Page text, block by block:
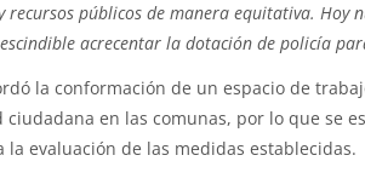
públicos de manera equitativa. Hoy
acrecentar la dotación de policía
la conformación de un espacio de
en las comunas, por lo que se
evaluación de las medidas establecidas.